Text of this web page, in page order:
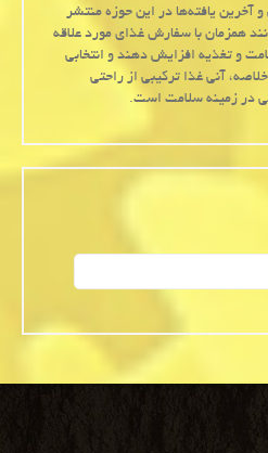
آخرین یافته‌ها در این حوزه منتشر
همزمان با سفارش غذای مورد علاقه
و تغذیه افزایش دهند و انتخابی
آنی غذا ترکیبی از راحتی
در زمینه سلامت است.